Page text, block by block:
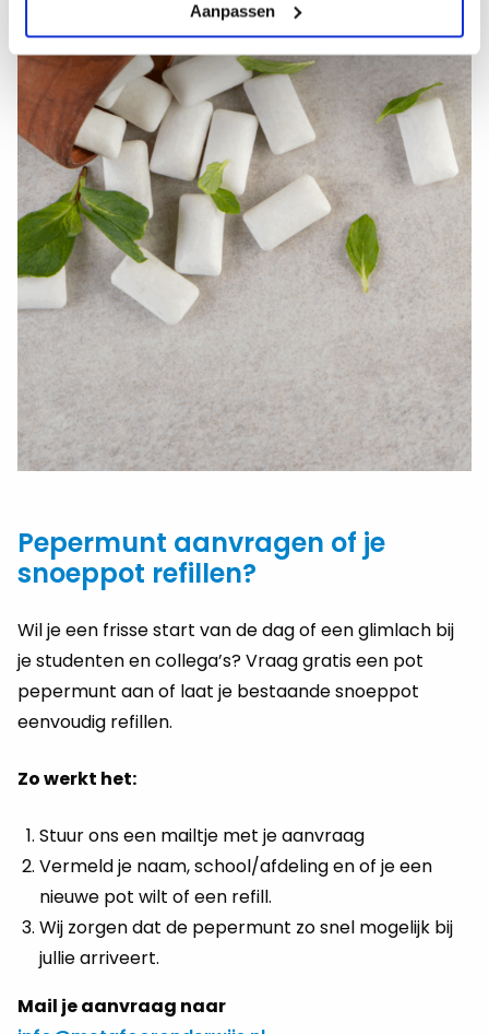
Aanpassen
Pepermunt aanvragen of je
snoeppot refillen?
Wil je een frisse start van de dag of een glimlach bij
je studenten en collega’s? Vraag gratis een pot
pepermunt aan of laat je bestaande snoeppot
eenvoudig refillen.
Zo werkt het:
Stuur ons een mailtje met je aanvraag
Vermeld je naam, school/afdeling en of je een
nieuwe pot wilt of een refill.
Wij zorgen dat de pepermunt zo snel mogelijk bij
jullie arriveert.
Mail je aanvraag naar